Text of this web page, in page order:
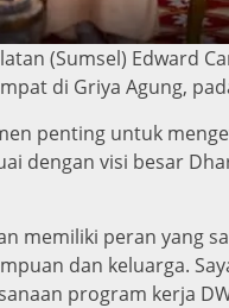
(Sumsel) Edward
di Griya Agung,
penting untuk
dengan visi besar
memiliki peran yang
dan keluarga.
program kerja